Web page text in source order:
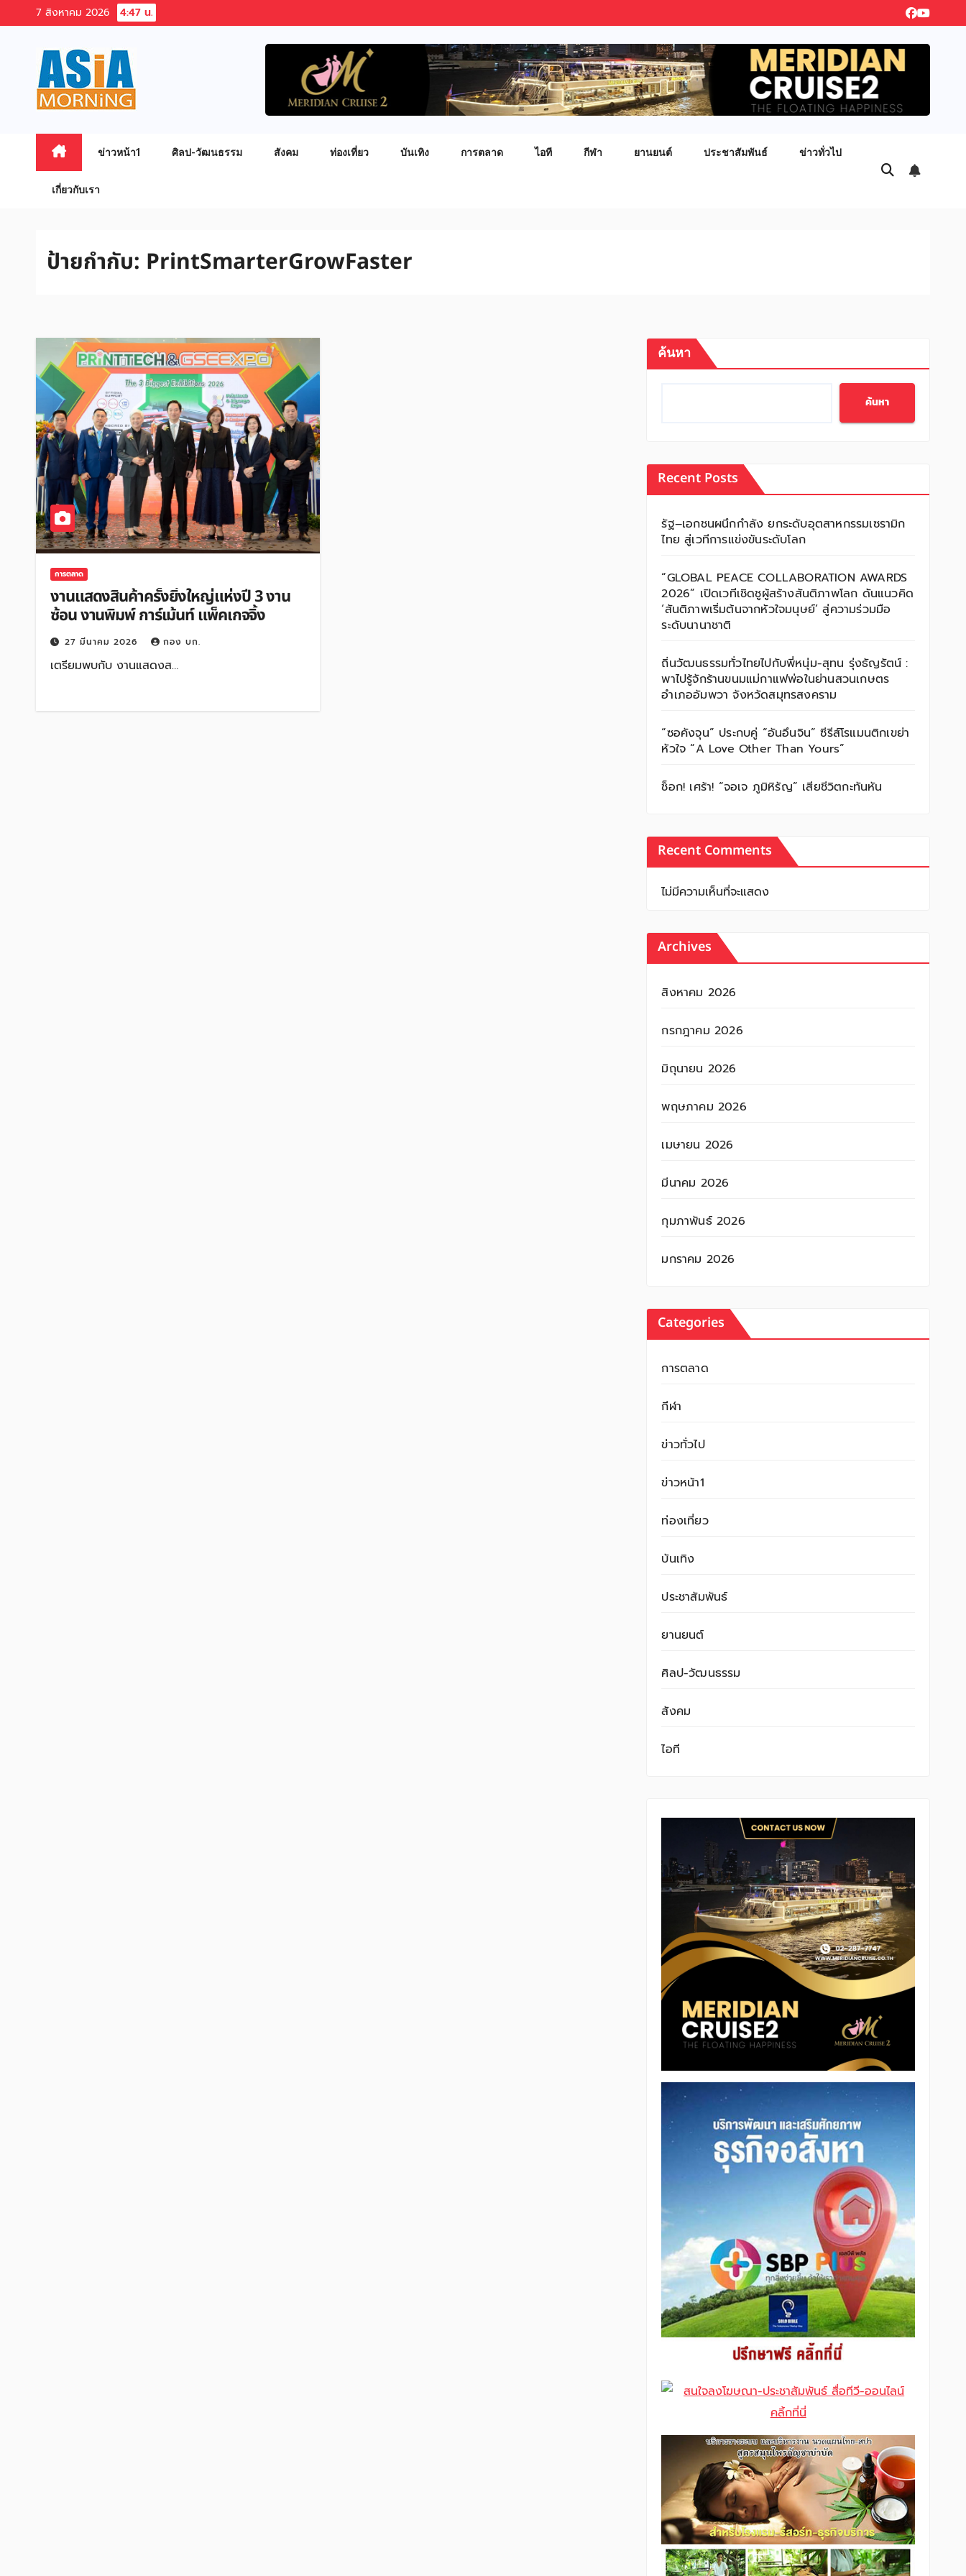
to
content
7 สิงหาคม 2026 4:47 น.
ข่าวหน้า1 ศิลป-วัฒนธรรม สังคม ท่องเที่ยว บันเทิง การตลาด ไอที กีฬา ยานยนต์ ประชาสัมพันธ์ ข่าวทั่วไป
เกี่ยวกับเรา
ป้ายกำกับ: PrintSmarterGrowFaster
การตลาด
งานแสดงสินค้าครั้งยิ่งใหญ่แห่งปี 3 งาน
ซ้อน งานพิมพ์ การ์เม้นท์ แพ็คเกจจิ้ง
27 มีนาคม 2026 กอง บก.
เตรียมพบกับ งานแสดงส…
ค้นหา
ค้นหา
Recent Posts
รัฐ–เอกชนผนึกกำลัง ยกระดับอุตสาหกรรมเซรามิก
ไทย สู่เวทีการแข่งขันระดับโลก
“GLOBAL PEACE COLLABORATION AWARDS
2026” เปิดเวทีเชิดชูผู้สร้างสันติภาพโลก ดันแนวคิด
‘สันติภาพเริ่มต้นจากหัวใจมนุษย์’ สู่ความร่วมมือ
ระดับนานาชาติ
ถิ่นวัฒนธรรมทั่วไทยไปกับพี่หนุ่ม-สุทน รุ่งธัญรัตน์ :
พาไปรู้จักร้านขนมแม่กาแฟพ่อในย่านสวนเกษตร
อำเภออัมพวา จังหวัดสมุทรสงคราม
“ซอคังจุน” ประกบคู่ “อันอึนจิน” ซีรีส์โรแมนติกเขย่า
หัวใจ “A Love Other Than Yours”
ช็อก! เศร้า! “จอเจ ภูมิหิรัญ” เสียชีวิตกะทันหัน
Recent Comments
ไม่มีความเห็นที่จะแสดง
Archives
สิงหาคม 2026
กรกฎาคม 2026
มิถุนายน 2026
พฤษภาคม 2026
เมษายน 2026
มีนาคม 2026
กุมภาพันธ์ 2026
มกราคม 2026
Categories
การตลาด
กีฬา
ข่าวทั่วไป
ข่าวหน้า1
ท่องเที่ยว
บันเทิง
ประชาสัมพันธ์
ยานยนต์
ศิลป-วัฒนธรรม
สังคม
ไอที